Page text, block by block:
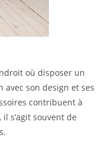
où disposer un
avec son design et ses
contribuent à
s’agit souvent de